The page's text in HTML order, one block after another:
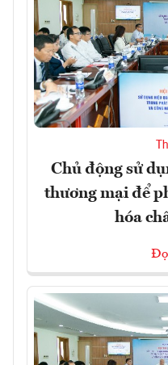
Chủ động sử
thương mại để
hóa